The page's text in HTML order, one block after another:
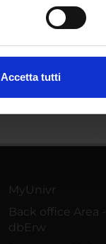
Accetta tutti
MyUnivr
Back office Area -
dbErw